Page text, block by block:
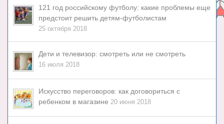
121 год российскому футболу: какие проблемы еще
предстоит решить детям-футболистам
25 октября 2018
Дети и телевизор: смотреть или не смотреть
16 июля 2018
Искусство переговоров: как договориться с
ребенком в магазине 20 июня 2018